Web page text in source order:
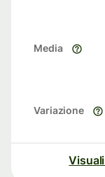
Media
Variazione